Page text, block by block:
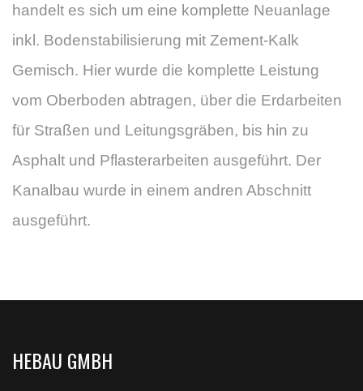
handelt es sich um eine komplette Neuanlage
inkl. Bodenstabilisierung mit Zement-Kalk
Gemisch. Hier wurde die komplette Leistung
vom Oberboden abtragen, über die Erdarbeiten
für Straßen und Leitungsgräben, bis hin zu
Asphalt und Pflasterarbeiten ausgeführt. Der
Kanalbau wurde in einem andren Abschnitt
ausgeführt.
HEBAU GMBH